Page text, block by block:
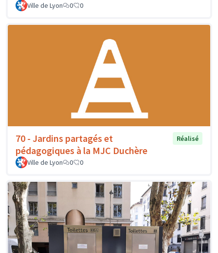
Ville de Lyon 0 0
70 - Jardins partagés et
pédagogiques à la MJC Duchère
Réalisé
Ville de Lyon 0 0